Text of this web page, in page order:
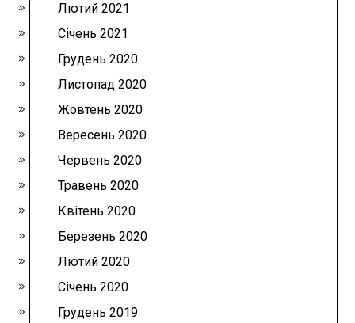
Лютий 2021
Січень 2021
Грудень 2020
Листопад 2020
Жовтень 2020
Вересень 2020
Червень 2020
Травень 2020
Квітень 2020
Березень 2020
Лютий 2020
Січень 2020
Грудень 2019